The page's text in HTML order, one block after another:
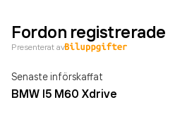
Fordon registrerade
Presenterat av
Senaste införskaffat
BMW I5 M60 Xdrive